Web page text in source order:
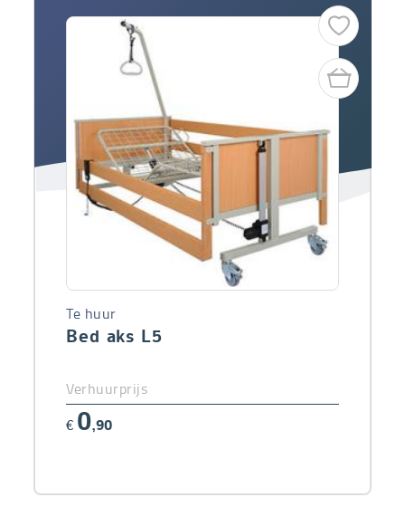
Bed aks L5
Te huur
Verhuurprijs
€ 0,90